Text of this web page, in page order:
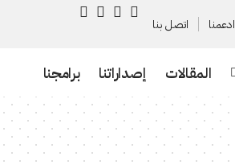
ادعمنا اتصل بنا
المقالات إصداراتنا برامجنا